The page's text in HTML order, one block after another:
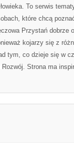
To serwis
które chcą
Przystań dobrze
kojarzy się z
tym, co dzieje się w
Strona ma